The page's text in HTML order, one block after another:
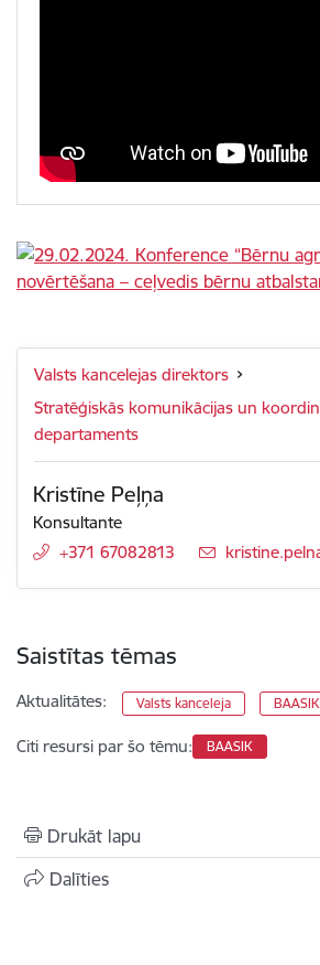
Valsts kancelejas direktors
Stratēģiskās komunikācijas un
departaments
Kristīne Peļņa
Konsultante
+371 67082813
E-pasts:
Saistītas tēmas
Aktualitātes: Valsts kanceleja BAASIK
Citi resursi par šo tēmu: BAASIK
Drukāt lapu
Dalīties